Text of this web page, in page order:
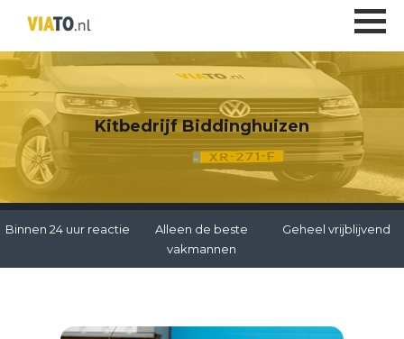
Kitbedrijf Biddinghuizen
Binnen 24 uur reactie
Alleen de beste
vakmannen
Geheel vrijblijvend